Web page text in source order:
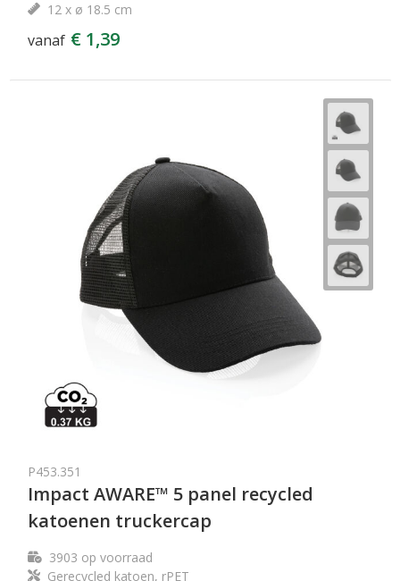
12 x ø 18.5 cm
vanaf € 1,39
P453.351
Impact AWARE™ 5 panel recycled
katoenen truckercap
3903 op voorraad
Gerecycled katoen, rPET